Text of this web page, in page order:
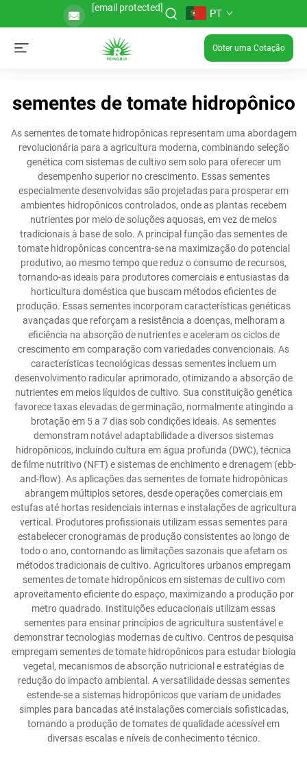
[email protected] PT
Obter uma Cotação
sementes de tomate hidropônico
As sementes de tomate hidropônicas representam uma abordagem
revolucionária para a agricultura moderna, combinando seleção
genética com sistemas de cultivo sem solo para oferecer um
desempenho superior no crescimento. Essas sementes
especialmente desenvolvidas são projetadas para prosperar em
ambientes hidropônicos controlados, onde as plantas recebem
nutrientes por meio de soluções aquosas, em vez de meios
tradicionais à base de solo. A principal função das sementes de
tomate hidropônicas concentra-se na maximização do potencial
produtivo, ao mesmo tempo que reduz o consumo de recursos,
tornando-as ideais para produtores comerciais e entusiastas da
horticultura doméstica que buscam métodos eficientes de
produção. Essas sementes incorporam características genéticas
avançadas que reforçam a resistência a doenças, melhoram a
eficiência na absorção de nutrientes e aceleram os ciclos de
crescimento em comparação com variedades convencionais. As
características tecnológicas dessas sementes incluem um
desenvolvimento radicular aprimorado, otimizando a absorção de
nutrientes em meios líquidos de cultivo. Sua constituição genética
favorece taxas elevadas de germinação, normalmente atingindo a
brotação em 5 a 7 dias sob condições ideais. As sementes
demonstram notável adaptabilidade a diversos sistemas
hidropônicos, incluindo cultura em água profunda (DWC), técnica
de filme nutritivo (NFT) e sistemas de enchimento e drenagem (ebb-
and-flow). As aplicações das sementes de tomate hidropônicas
abrangem múltiplos setores, desde operações comerciais em
estufas até hortas residenciais internas e instalações de agricultura
vertical. Produtores profissionais utilizam essas sementes para
estabelecer cronogramas de produção consistentes ao longo de
todo o ano, contornando as limitações sazonais que afetam os
métodos tradicionais de cultivo. Agricultores urbanos empregam
sementes de tomate hidropônicos em sistemas de cultivo com
aproveitamento eficiente do espaço, maximizando a produção por
metro quadrado. Instituições educacionais utilizam essas
sementes para ensinar princípios de agricultura sustentável e
demonstrar tecnologias modernas de cultivo. Centros de pesquisa
empregam sementes de tomate hidropônicos para estudar biologia
vegetal, mecanismos de absorção nutricional e estratégias de
redução do impacto ambiental. A versatilidade dessas sementes
estende-se a sistemas hidropônicos que variam de unidades
simples para bancadas até instalações comerciais sofisticadas,
tornando a produção de tomates de qualidade acessível em
diversas escalas e níveis de conhecimento técnico.